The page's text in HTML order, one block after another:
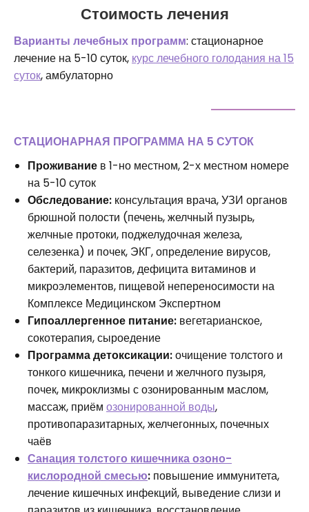
Стоимость лечения
Варианты лечебных программ: стационарное
лечение на 5-10 суток, курс лечебного голодания на 15
суток, амбулаторно
СТАЦИОНАРНАЯ ПРОГРАММА НА 5 СУТОК
Проживание в 1-но местном, 2-х местном номере
на 5-10 суток
Обследование: консультация врача, УЗИ органов
брюшной полости (печень, желчный пузырь,
желчные протоки, поджелудочная железа,
селезенка) и почек, ЭКГ, определение вирусов,
бактерий, паразитов, дефицита витаминов и
микроэлементов, пищевой непереносимости на
Комплексе Медицинском Экспертном
Гипоаллергенное питание: вегетарианское,
сокотерапия, сыроедение
Программа детоксикации:очищение толстого и
тонкого кишечника, печени и желчного пузыря,
почек, микроклизмы с озонированным маслом,
массаж, приём озонированной воды,
противопаразитарных, желчегонных, почечных
чаёв
Санация толстого кишечника озоно-
кислородной смесью: повышение иммунитета,
лечение кишечных инфекций, выведение слизи и